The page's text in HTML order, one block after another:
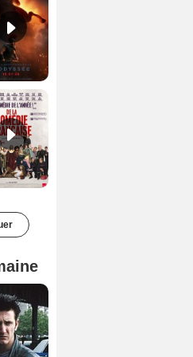
De la Comédie-Française Teaser VF